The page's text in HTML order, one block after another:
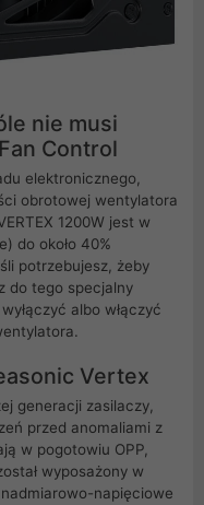
nie musi
Control
elektronicznego,
obrotowej wentylatora
1200W jest w
do około 40%
potrzebujesz, żeby
do tego specjalny
albo włączyć
Vertex
generacji zasilaczy,
przed anomaliami z
w pogotowiu OPP,
wyposażony w
napięciowe